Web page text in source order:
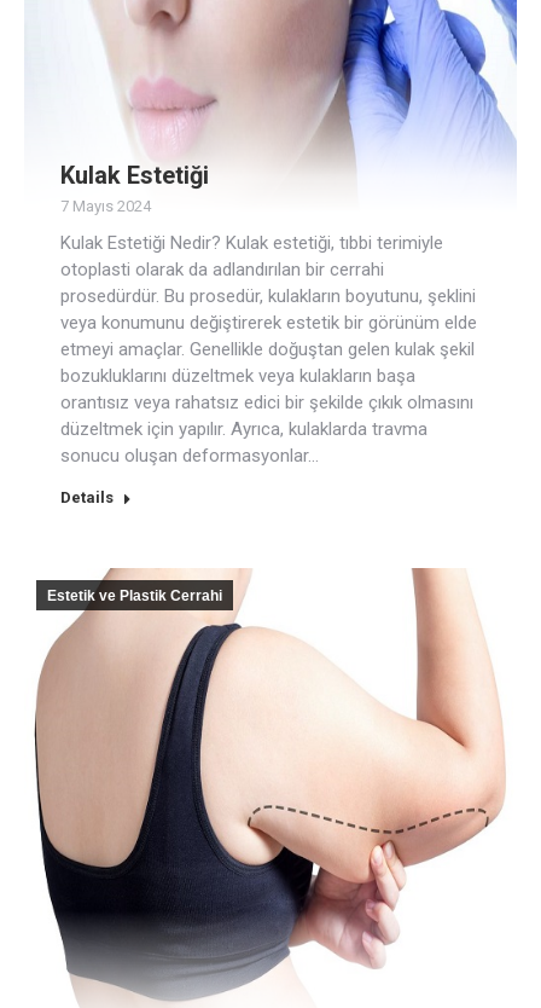
Kulak Estetiği
7 Mayıs 2024
Kulak Estetiği Nedir? Kulak estetiği, tıbbi terimiyle
otoplasti olarak da adlandırılan bir cerrahi
prosedürdür. Bu prosedür, kulakların boyutunu, şeklini
veya konumunu değiştirerek estetik bir görünüm elde
etmeyi amaçlar. Genellikle doğuştan gelen kulak şekil
bozukluklarını düzeltmek veya kulakların başa
orantısız veya rahatsız edici bir şekilde çıkık olmasını
düzeltmek için yapılır. Ayrıca, kulaklarda travma
sonucu oluşan deformasyonlar…
Details
Estetik ve Plastik Cerrahi